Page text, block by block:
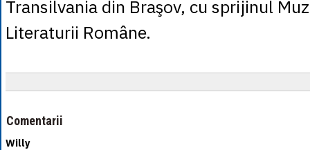
Transilvania din Braşov, cu sprijinul
Literaturii Române.
Comentarii
Willy